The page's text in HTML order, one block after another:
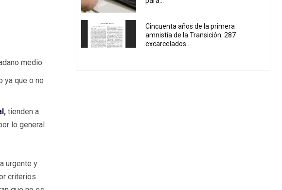
medio.
ya que o no
, tienden a
lo general
urgente y
criterios
Cincuenta años de la primera
amnistía de la Transición: 287
excarcelados...